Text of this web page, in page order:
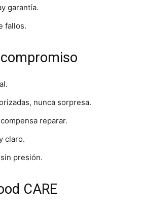
garantía.
fallos.
nunca sorpresa.
reparar.
claro.
presión.
CARE